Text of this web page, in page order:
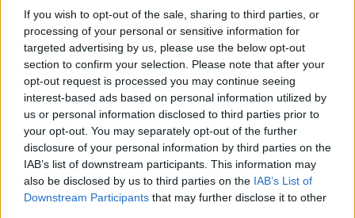
If you wish to opt-out of the sale, sharing to third parties, or
processing of your personal or sensitive information for
targeted advertising by us, please use the below opt-out
section to confirm your selection. Please note that after your
opt-out request is processed you may continue seeing
interest-based ads based on personal information utilized by
us or personal information disclosed to third parties prior to
your opt-out. You may separately opt-out of the further
disclosure of your personal information by third parties on the
IAB’s list of downstream participants. This information may
also be disclosed by us to third parties on the IAB’s List of
Downstream Participants that may further disclose it to other
proprio all'interno diPalazzo Panciatichidove discutere ed
analizzare tutte le iniziative proposte.
Anche da parte dei consoli c'e' stata la volontà di mantenere e
rafforzare i rapporti con il Consiglio regionale in modo da rafforzare
le relazioni commerciali, culturali e sociali tra i paesi e i cittadini che
essi rappresentano e la comunità toscana.
“Per me - ha concluso Giani - è prioritario e fondamentale rilanciare
la capacità del Consiglio regionale di rapportarsi e raccordarsi con il
Corpo Consolare toscano."